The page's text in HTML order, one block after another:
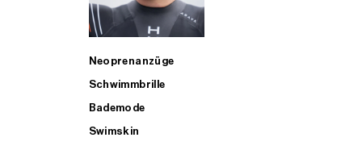
Neoprenanzüge
Schwimmbrille
Bademode
Swimskin